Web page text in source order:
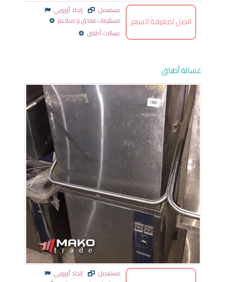
اتصل لمعرفة السعر
مستعمل
إتحاد أوروبي
مستلزمات فنادق و مطاعم
غسالات أطباق
غسالة أطباق
مستعمل
إتحاد أوروبي